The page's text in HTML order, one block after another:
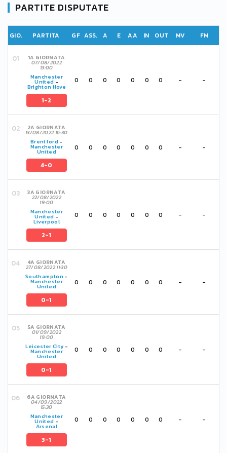
PARTITE DISPUTATE
GIO. PARTITA GF ASS. A E AA IN OUT MV FM
1A GIORNATA
07/08/2022
13:00
Manchester
United -
Brighton Hove
1-2
0 0 0 0 0 0 0 - -
2A GIORNATA
13/08/2022 16:30
Brentford -
Manchester
United
4-0
0 0 0 0 0 0 0 - -
3A GIORNATA
22/08/2022
19:00
Manchester
United -
Liverpool
2-1
0 0 0 0 0 0 0 - -
4A GIORNATA
27/08/2022 11:30
Southampton-
Manchester
United
0-1
0 0 0 0 0 0 0 - -
5A GIORNATA
01/09/2022
19:00
Leicester City-
Manchester
United
0-1
0 0 0 0 0 0 0 - -
6A GIORNATA
04/09/2022
15:30
Manchester
United -
Arsenal
3-1
0 0 0 0 0 0 0 - -